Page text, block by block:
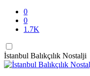
0
0
1.7K
İstanbul Balıkçılık Nostalji